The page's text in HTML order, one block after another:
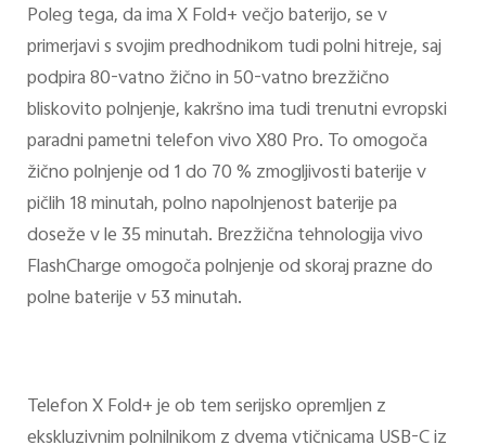
Poleg tega, da ima X Fold+ večjo baterijo, se v
primerjavi s svojim predhodnikom tudi polni hitreje, saj
podpira 80-vatno žično in 50-vatno brezžično
bliskovito polnjenje, kakršno ima tudi trenutni evropski
paradni pametni telefon vivo X80 Pro. To omogoča
žično polnjenje od 1 do 70 % zmogljivosti baterije v
pičlih 18 minutah, polno napolnjenost baterije pa
doseže v le 35 minutah. Brezžična tehnologija vivo
FlashCharge omogoča polnjenje od skoraj prazne do
polne baterije v 53 minutah.
Telefon X Fold+ je ob tem serijsko opremljen z
ekskluzivnim polnilnikom z dvema vtičnicama USB-C iz